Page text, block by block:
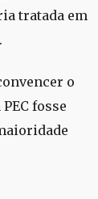
tratada em
o
fosse